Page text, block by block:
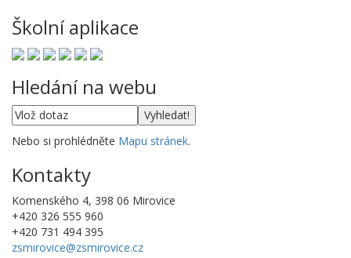
Školní aplikace
Hledání na webu
Nebo si prohlédněte Mapu stránek.
Kontakty
Komenského 4, 398 06 Mirovice
+420 326 555 960
+420 731 494 395
zsmirovice@zsmirovice.cz